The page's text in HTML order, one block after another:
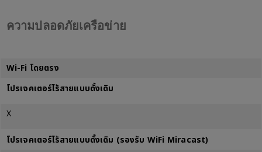
ความปลอดภัยเครือข่าย
Wi-Fi โดยตรง
โปรเจคเตอร์ไร้สายแบบดั้งเดิม
X
โปรเจคเตอร์ไร้สายแบบดั้งเดิม (รองรับ WiFi Miracast)